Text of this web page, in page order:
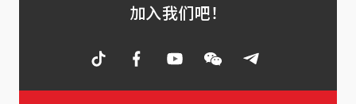
加入我们吧！